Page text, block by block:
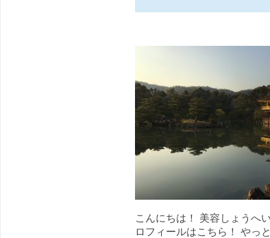
こんにちは！ 美容しょうへ
ロフィールはこちら！ やっ